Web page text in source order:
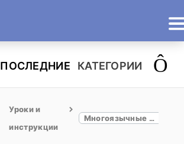
Попробовать
ПОСЛЕДНИЕ КАТЕГОРИИ
Уроки и
инструкции
Многоязычные субтитры в Seedr: добавить, переключить, искать в плеере